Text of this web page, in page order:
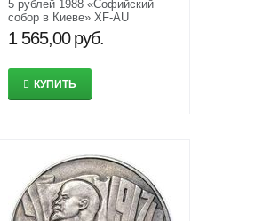
5 рублей 1988 «Софийский
собор в Киеве» XF-AU
1 565,00 руб.
КУПИТЬ